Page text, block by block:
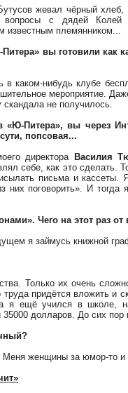
жевал чёрный
вопросы с дядей
известным племянником...
вы готовили как
каком-нибудь клубе
мероприятие.
не получилось.
Питера», вы через
попсовая...
директора
Василия
себе, как это сделать.
письма и
поговорить». И
Чего на этот раз
я займусь книжной
Только их очень
придётся вложить и
я ещё учился в школе,
долларов. До сих пор
Меня женщины за юмор-то и